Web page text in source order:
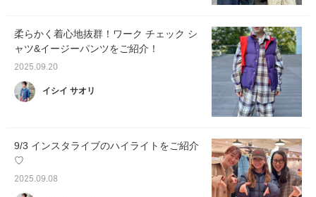
柔らかく着心地抜群！ワーク チェック シ
ャツ&イージーパンツをご紹介！
2025.09.20
イシイ サオリ
9/3 インスタライブのハイライトをご紹介
♡
2025.09.08